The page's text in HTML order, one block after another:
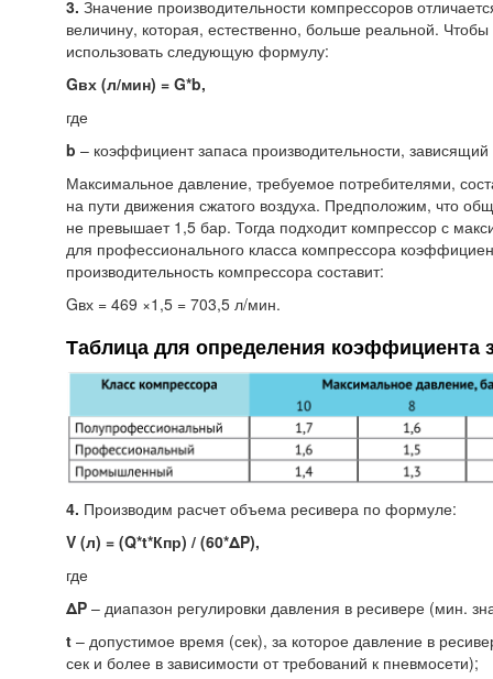
3. Значение производительности компрессоров
величину, которая, естественно, больше реальной.
использовать следующую формулу:
Gвх (л/мин) = G*b,
где
b – коэффициент запаса производительности,
Максимальное давление, требуемое потребителями,
на пути движения сжатого воздуха. Предположим, что
не превышает 1,5 бар. Тогда подходит компрессор с
для профессионального класса компрессора
производительность компрессора составит:
Gвх = 469 ×1,5 = 703,5 л/мин.
Таблица для определения коэффициента
4. Производим расчет объема ресивера по формуле:
V (л) = (Q*t*Кпр) / (60*ΔP),
где
ΔP – диапазон регулировки давления в ресивере (мин.
t – допустимое время (сек), за которое давление в
сек и более в зависимости от требований к пневмосети);